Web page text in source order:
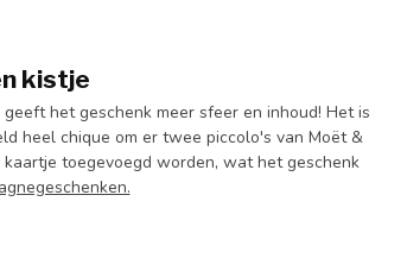
kistje
het geschenk meer sfeer en inhoud! Het is
heel chique om er twee piccolo's van Moët &
toegevoegd worden, wat het geschenk